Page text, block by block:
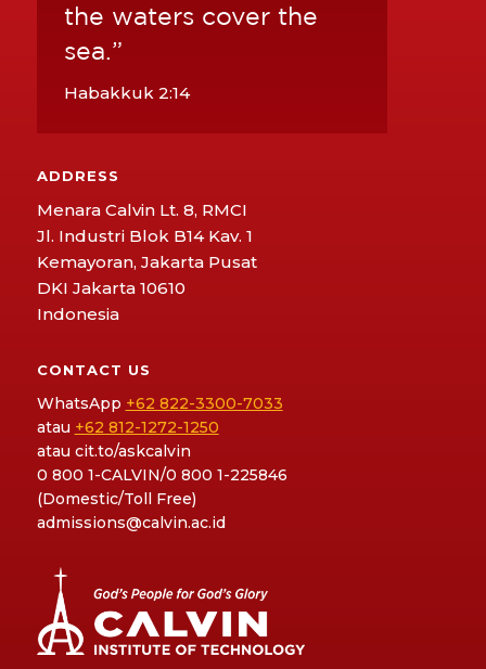
the waters cover the
sea.”
Habakkuk 2:14
ADDRESS
Menara Calvin Lt. 8, RMCI
Jl. Industri Blok B14 Kav. 1
Kemayoran, Jakarta Pusat
DKI Jakarta 10610
Indonesia
CONTACT US
WhatsApp +62 822-3300-7033
atau +62 812-1272-1250
atau cit.to/askcalvin
0 800 1-CALVIN/0 800 1-225846
(Domestic/Toll Free)
admissions@calvin.ac.id